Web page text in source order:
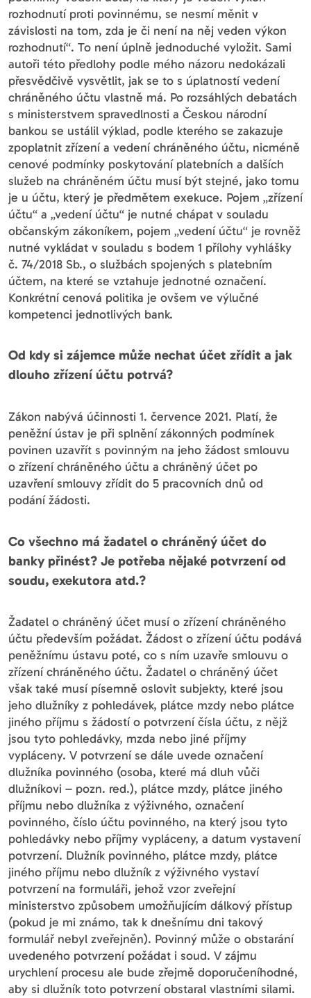
rozhodnutí proti povinnému, se nesmí měnit v
závislosti na tom, zda je či není na něj veden výkon
rozhodnutí“. To není úplně jednoduché vyložit. Sami
autoři této předlohy podle mého názoru nedokázali
přesvědčivě vysvětlit, jak se to s úplatností vedení
chráněného účtu vlastně má. Po rozsáhlých debatách
s ministerstvem spravedlnosti a Českou národní
bankou se ustálil výklad, podle kterého se zakazuje
zpoplatnit zřízení a vedení chráněného účtu, nicméně
cenové podmínky poskytování platebních a dalších
služeb na chráněném účtu musí být stejné, jako tomu
je u účtu, který je předmětem exekuce. Pojem „zřízení
účtu“ a „vedení účtu“ je nutné chápat v souladu
občanským zákoníkem, pojem „vedení účtu“ je rovněž
nutné vykládat v souladu s bodem 1 přílohy vyhlášky
č. 74/2018 Sb., o službách spojených s platebním
účtem, na které se vztahuje jednotné označení.
Konkrétní cenová politika je ovšem ve výlučné
kompetenci jednotlivých bank.
Od kdy si zájemce může nechat účet zřídit a jak
dlouho zřízení účtu potrvá?
Zákon nabývá účinnosti 1. července 2021. Platí, že
peněžní ústav je při splnění zákonných podmínek
povinen uzavřít s povinným na jeho žádost smlouvu
o zřízení chráněného účtu a chráněný účet po
uzavření smlouvy zřídit do 5 pracovních dnů od
podání žádosti.
Co všechno má žadatel o chráněný účet do
banky přinést? Je potřeba nějaké potvrzení od
soudu, exekutora atd.?
Žadatel o chráněný účet musí o zřízení chráněného
účtu především požádat. Žádost o zřízení účtu podává
peněžnímu ústavu poté, co s ním uzavře smlouvu o
zřízení chráněného účtu. Žadatel o chráněný účet
však také musí písemně oslovit subjekty, které jsou
jeho dlužníky z pohledávek, plátce mzdy nebo plátce
jiného příjmu s žádostí o potvrzení čísla účtu, z nějž
jsou tyto pohledávky, mzda nebo jiné příjmy
vypláceny. V potvrzení se dále uvede označení
dlužníka povinného (osoba, které má dluh vůči
dlužníkovi – pozn. red.), plátce mzdy, plátce jiného
příjmu nebo dlužníka z výživného, označení
povinného, číslo účtu povinného, na který jsou tyto
pohledávky nebo příjmy vypláceny, a datum vystavení
potvrzení. Dlužník povinného, plátce mzdy, plátce
jiného příjmu nebo dlužník z výživného vystaví
potvrzení na formuláři, jehož vzor zveřejní
ministerstvo způsobem umožňujícím dálkový přístup
(pokud je mi známo, tak k dnešnímu dni takový
formulář nebyl zveřejněn). Povinný může o obstarání
uvedeného potvrzení požádat i soud. V zájmu
urychlení procesu ale bude zřejmě doporučeníhodné,
aby si dlužník toto potvrzení obstaral vlastními silami.